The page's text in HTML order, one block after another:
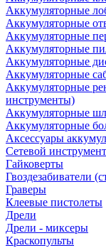
Аккумуляторные
Аккумуляторные
Аккумуляторные
Аккумуляторные
Аккумуляторные
Аккумуляторные
Аккумуляторные
инструменты)
Аккумуляторные
Аккумуляторные
Аксессуары
Сетевой инструмент
Гайковерты
Гвоздезабиватели
Граверы
Клеевые пистолеты
Дрели
Дрели - миксеры
Краскопульты